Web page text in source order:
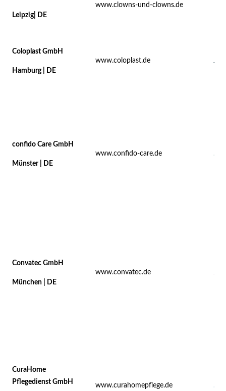
Leipzig| DE
www.clowns-und-clowns.de
Coloplast GmbH
Hamburg | DE
www.coloplast.de
confido Care GmbH
Münster | DE
www.confido-care.de
Convatec GmbH
München | DE
www.convatec.de
CuraHome
Pflegedienst GmbH
www.curahomepflege.de